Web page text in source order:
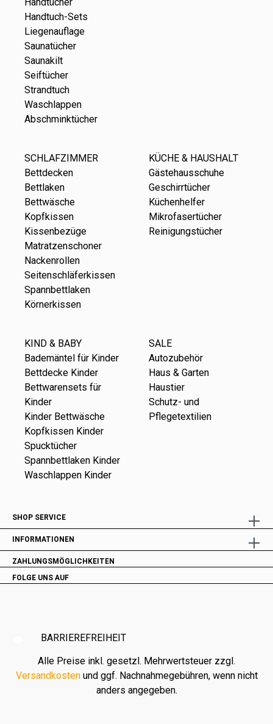
Handtuch-Sets
Liegenauflage
Saunatücher
Saunakilt
Seiftücher
Strandtuch
Waschlappen
Abschminktücher
SCHLAFZIMMER
Bettdecken
Bettlaken
Bettwäsche
Kopfkissen
Kissenbezüge
Matratzenschoner
Nackenrollen
Seitenschläferkissen
Spannbettlaken
Körnerkissen
KÜCHE & HAUSHALT
Gästehausschuhe
Geschirrtücher
Küchenhelfer
Mikrofasertücher
Reinigungstücher
KIND & BABY
Bademäntel für Kinder
Bettdecke Kinder
Bettwarensets für
Kinder
Kinder Bettwäsche
Kopfkissen Kinder
Spucktücher
Spannbettlaken Kinder
Waschlappen Kinder
SALE
Autozubehör
Haus & Garten
Haustier
Schutz- und
Pflegetextilien
SHOP SERVICE
INFORMATIONEN
ZAHLUNGSMÖGLICHKEITEN
FOLGE UNS AUF
BARRIEREFREIHEIT
Alle Preise inkl. gesetzl. Mehrwertsteuer zzgl.
Versandkostenund ggf. Nachnahmegebühren, wenn nicht
anders angegeben.